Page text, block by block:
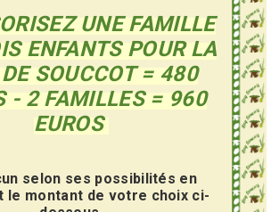
UNE FAMILLE
ENFANTS POUR LA
SOUCCOT= 480
- 2 FAMILLES = 960
EUROS
selon ses possibilités en
le montant de votre choix ci-